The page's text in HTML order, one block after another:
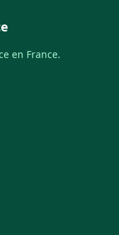
en France.